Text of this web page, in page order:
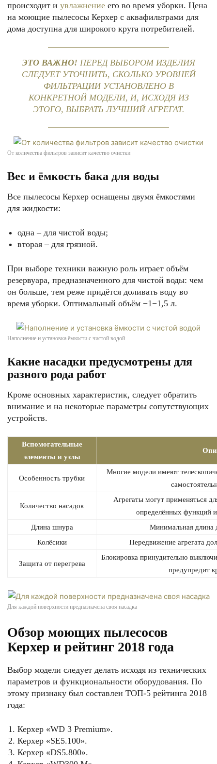
происходит и увлажнение его во время уборки. Цена
на моющие пылесосы Керхер с аквафильтрами для
дома доступна для широкого круга потребителей.
ЭТО ВАЖНО! ПЕРЕД ВЫБОРОМ ИЗДЕЛИЯ
СЛЕДУЕТ УТОЧНИТЬ, СКОЛЬКО УРОВНЕЙ
ФИЛЬТРАЦИИ УСТАНОВЛЕНО В
КОНКРЕТНОЙ МОДЕЛИ, И, ИСХОДЯ ИЗ
ЭТОГО, ВЫБРАТЬ ЛУЧШИЙ АГРЕГАТ.
От количества фильтров зависит качество очистки
Вес и ёмкость бака для воды
Все пылесосы Керхер оснащены двумя ёмкостями
для жидкости:
одна – для чистой воды;
вторая – для грязной.
При выборе техники важную роль играет объём
резервуара, предназначенного для чистой воды: чем
он больше, тем реже придётся доливать воду во
время уборки. Оптимальный объём −1−1,5 л.
Наполнение и установка ёмкости с чистой водой
Какие насадки предусмотрены для
разного рода работ
Кроме основных характеристик, следует обратить
внимание и на некоторые параметры сопутствующих
устройств.
Вспомогательные
элементы и узлы
Особенность трубки
Многие модели имеют
Количество насадок
Агрегаты могут применяться
определённых функций
Длина шнура
Минимальная длина
Колёсики
Передвижение агрегата
Защита от перегрева
Блокировка принудительно
предупредит
Для каждой поверхности предназначена своя насадка
Обзор моющих пылесосов
Керхер и рейтинг 2018 года
Выбор модели следует делать исходя из технических
параметров и функциональности оборудования. По
этому признаку был составлен ТОП-5 рейтинга 2018
года:
Керхер «WD 3 Premium».
Керхер «SE5.100».
Керхер «DS5.800».